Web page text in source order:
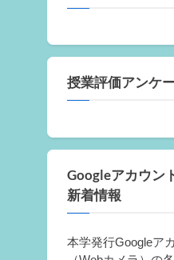
授業評価アンケ
Googleアカウン
新着情報
本学発行Googleア